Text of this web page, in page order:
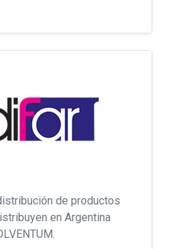
de productos
en Argentina